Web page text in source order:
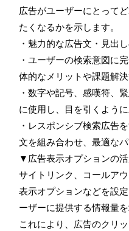
広告がユーザーにとって
たくなるかを示します。
・魅力的な広告文・見出
・ユーザーの検索意図に
体的なメリットや課題解
・数字や記号、感嘆符、
に使用し、目を引くように
・レスポンシブ検索広告
文を組み合わせ、最適な
▼広告表示オプションの
サイトリンク、コールア
表示オプションなどを設
ーザーに提供する情報量を
これにより、広告のクリ